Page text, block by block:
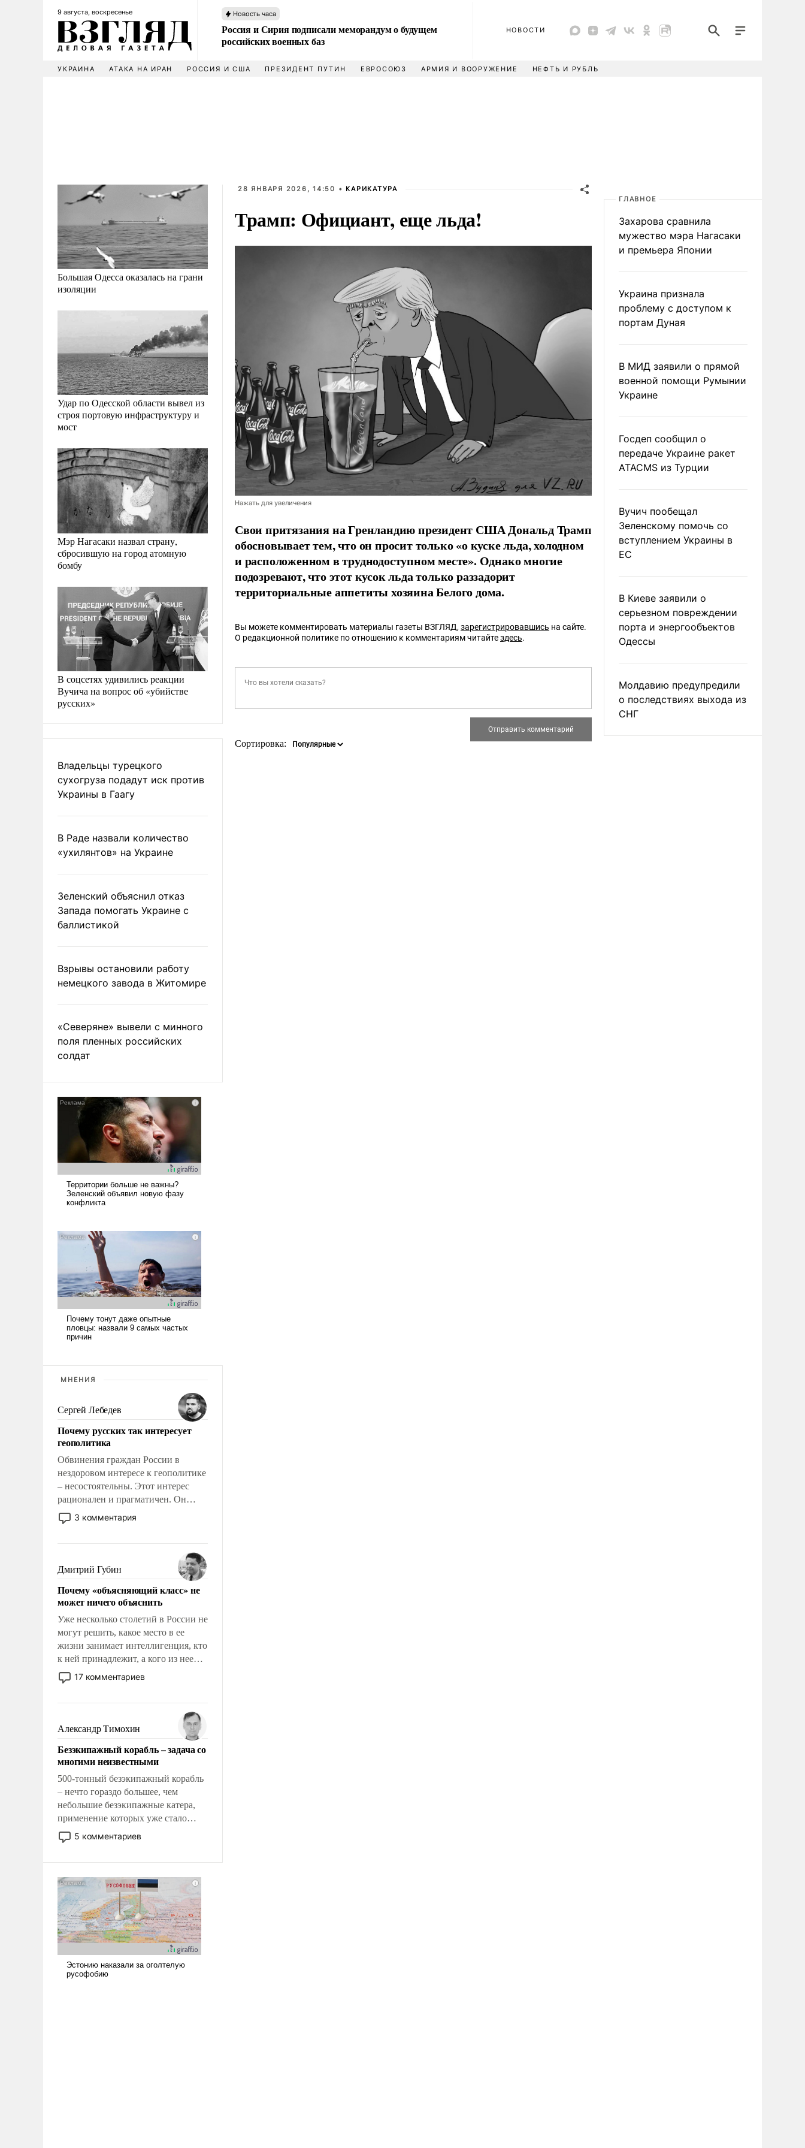
9 августа, воскресенье Новость часа
Россия и Сирия подписали меморандум о будущем
российских военных баз
НОВОСТИ
УКРАИНА АТАКА НА ИРАН РОССИЯ И США ПРЕЗИДЕНТ ПУТИН ЕВРОСОЮЗ АРМИЯ И ВООРУЖЕНИЕ НЕФТЬ И РУБЛЬ
Большая Одесса оказалась на грани
изоляции
Удар по Одесской области вывел из
строя портовую инфраструктуру и
мост
Мэр Нагасаки назвал страну,
сбросившую на город атомную
бомбу
В соцсетях удивились реакции
Вучича на вопрос об «убийстве
русских»
Владельцы турецкого
сухогруза подадут иск против
Украины в Гаагу
В Раде назвали количество
«ухилянтов» на Украине
Зеленский объяснил отказ
Запада помогать Украине с
баллистикой
Взрывы остановили работу
немецкого завода в Житомире
«Северяне» вывели с минного
поля пленных российских
солдат
МНЕНИЯ
Сергей Лебедев
Почему русских так интересует
геополитика
Обвинения граждан России в
нездоровом интересе к геополитике
– несостоятельны. Этот интерес
рационален и прагматичен. Он
обусловлен тысячелетним опытом
выживания в крайне непростых
знанием, что мировая политика
имеет свойство заявляться на порог
нашего дома.
3 комментария
Дмитрий Губин
Почему «объясняющий класс» не
может ничего объяснить
Уже несколько столетий в России не
могут решить, какое место в ее
жизни занимает интеллигенция, кто
к ней принадлежит, а кого из нее
исключили с правом
восстановления и без оного. И чем
казалось, что эти вопросы решены
раз и навсегда, но – нет, не решены.
17 комментариев
Александр Тимохин
Безэкипажный корабль – задача со
многими неизвестными
500-тонный безэкипажный корабль
– нечто гораздо большее, чем
небольшие безэкипажные катера,
применение которых уже стало
обыденностью. Задача по созданию
такого корабля очень сложна и
наши боевые возможности.
5 комментариев
28 ЯНВАРЯ 2026, 14:50 • КАРИКАТУРА
Трамп: Официант, еще льда!
Нажать для увеличения
Свои притязания на Гренландию президент США Дональд Трамп
обосновывает тем, что он просит только «о куске льда, холодном
и расположенном в труднодоступном месте». Однако многие
подозревают, что этот кусок льда только раззадорит
территориальные аппетиты хозяина Белого дома.
Вы можете комментировать материалы газеты ВЗГЛЯД, зарегистрировавшись на сайте.
О редакционной политике по отношению к комментариям читайтездесь.
Сортировка:
ГЛАВНОЕ
Захарова сравнила
мужество мэра Нагасаки
и премьера Японии
Украина признала
проблему с доступом к
портам Дуная
В МИД заявили о прямой
военной помощи Румынии
Украине
Госдеп сообщил о
передаче Украине ракет
ATACMS из Турции
Вучич пообещал
Зеленскому помочь со
вступлением Украины в
ЕС
В Киеве заявили о
серьезном повреждении
порта и энергообъектов
Одессы
Молдавию предупредили
о последствиях выхода из
СНГ